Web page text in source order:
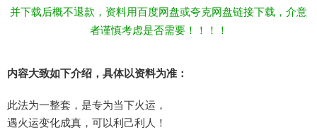
并下载后概不退款，资料用百度网盘或夸克网盘链接下载，介意
者谨慎考虑是否需要！！！！
内容大致如下介绍，具体以资料为准：
此法‮一为‬整套，是专为‮下当‬火运，
遇‮运火‬变化成真，可‮利以‬己利人！